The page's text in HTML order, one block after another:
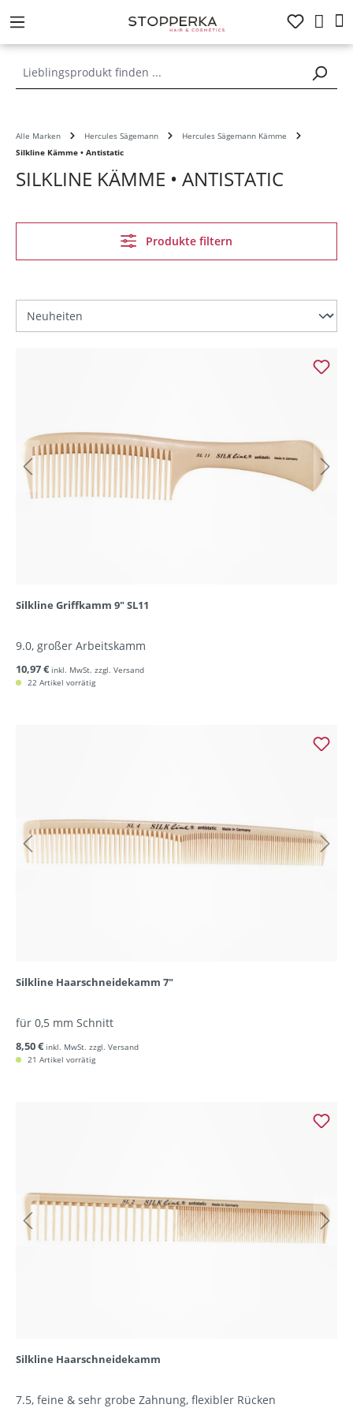
springen
Alle Marken Hercules Sägemann
Hercules Sägemann Kämme
Silkline Kämme • Antistatic
SILKLINE KÄMME • ANTISTATIC
Produkte filtern
Silkline Griffkamm 9" SL11
9.0, großer Arbeitskamm
10,97 € inkl. MwSt. zzgl. Versand
22 Artikel vorrätig
Silkline Haarschneidekamm 7"
für 0,5 mm Schnitt
8,50 € inkl. MwSt. zzgl. Versand
21 Artikel vorrätig
Silkline Haarschneidekamm
7.5, feine & sehr grobe Zahnung, flexibler Rücken